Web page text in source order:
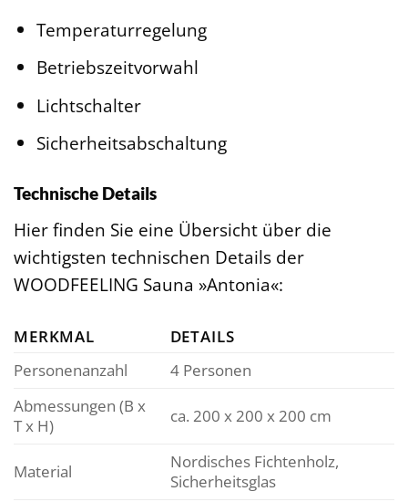
Temperaturregelung
Betriebszeitvorwahl
Lichtschalter
Sicherheitsabschaltung
Technische Details
Hier finden Sie eine Übersicht über die
wichtigsten technischen Details der
WOODFEELING Sauna »Antonia«:
MERKMAL
DETAILS
Personenanzahl
4 Personen
Abmessungen (B x
T x H)
ca. 200 x 200 x 200 cm
Material
Nordisches Fichtenholz,
Sicherheitsglas